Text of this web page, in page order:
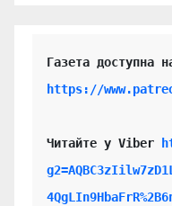
https://
Читайте у Viber